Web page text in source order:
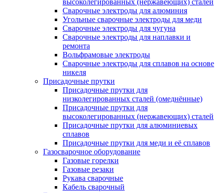
высоколегированных (нержавеющих) сталей
Сварочные электроды для алюминия
Угольные сварочные электроды для меди
Сварочные электроды для чугуна
Сварочные электроды для наплавки и
ремонта
Вольфрамовые электроды
Сварочные электроды для сплавов на основе
никеля
Присадочные прутки
Присадочные прутки для
низколегированных сталей (омеднённые)
Присадочные прутки для
высоколегированных (нержавеющих) сталей
Присадочные прутки для алюминиевых
сплавов
Присадочные прутки для меди и её сплавов
Газосварочное оборудование
Газовые горелки
Газовые резаки
Рукава сварочные
Кабель сварочный